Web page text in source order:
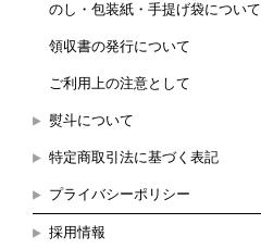
のし・包装紙・手提げ袋について
領収書の発行について
ご利用上の注意として
熨斗について
特定商取引法に基づく表記
プライバシーポリシー
採用情報